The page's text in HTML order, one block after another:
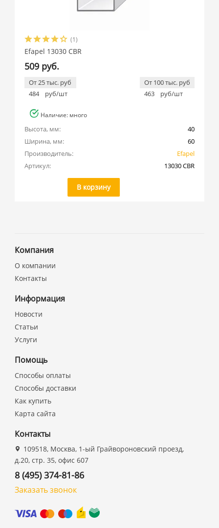
(1)
Efapel 13030 CBR
509 руб.
От 25 тыс. руб
484
руб/шт
От 100 тыс. руб
463
руб/шт
Наличие: много
Высота, мм:
40
Ширина, мм:
60
Производитель:
Efapel
Артикул:
13030 CBR
В корзину
Компания
О компании
Контакты
Информация
Новости
Статьи
Услуги
Помощь
Способы оплаты
Способы доставки
Как купить
Карта сайта
Контакты
109518, Москва, 1-ый Грайвороновский проезд,
д.20, стр. 35, офис 607
8 (495) 374-81-86
Заказать звонок